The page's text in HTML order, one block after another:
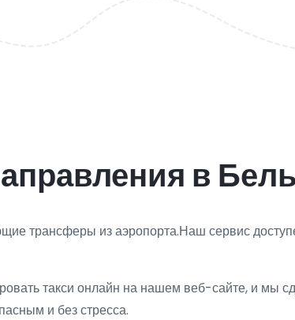
в
трансферы из аэропорта.Наш сервис
такси онлайн на нашем веб-сайте, и мы
и без стресса.